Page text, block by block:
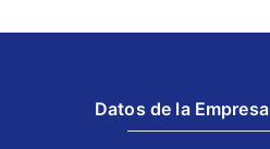
Datos de la Empresa